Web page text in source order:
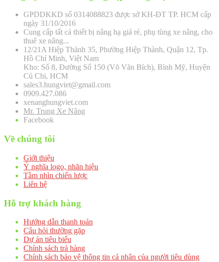
GPDDKKD số 0314088823 được sở KH-ĐT TP. HCM cấp
ngày 31/10/2016
Cung cấp tất cả thiết bị nâng hạ giá rẻ, phụ tùng xe nâng, cho
thuê xe nâng...
12/21A Hiệp Thành 35, Phường Hiệp Thành, Quận 12, Tp.
Hồ Chí Minh, Việt Nam
Kho: Số 8, Đường Số 150 (Võ Văn Bích), Bình Mỹ, Huyện
Củ Chi, HCM
sales3.hungviet@gmail.com
0909.427.086
xenanghungviet.com
Mr. Trung Xe Nâng
Facebook
Về chúng tôi
Giới thiệu
Ý nghĩa logo, nhãn hiệu
Tầm nhìn chiến lược
Liên hệ
Hỗ trợ khách hàng
Hướng dẫn thanh toán
Câu hỏi thường gặp
Dự án tiêu biểu
Chính sách trả hàng
Chính sách bảo vệ thông tin cá nhân của người tiêu dùng